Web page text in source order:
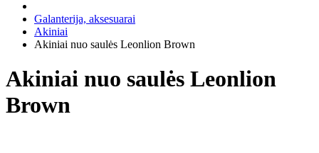
Galanterija, aksesuarai
Akiniai
Akiniai nuo saulės Leonlion Brown
Akiniai nuo saulės Leonlion
Brown